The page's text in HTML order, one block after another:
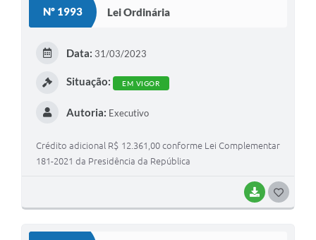
Nº 1993 Lei Ordinária
BAIXAR
Data: 31/03/2023
Situação: EM VIGOR
Autoria: Executivo
Crédito adicional R$ 12.361,00 conforme Lei Complementar
181-2021 da Presidência da República